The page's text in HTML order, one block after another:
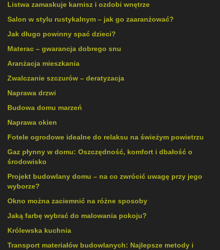
Listwa zamaskuje karnisz i ozdobi wnętrze
Salon w stylu rustykalnym – jak go zaaranżować?
Jak długo powinny spać dzieci?
Materac – gwarancja dobrego snu
Aranżacja mieszkania
Zwalczanie szczurów – deratyzacja
Naprawa drzwi
Budowa domu marzeń
Naprawa okien
Fotele ogrodowe idealne do relaksu na świeżym powietrzu
Gaz płynny w domu: Oszczędność, komfort i dbałość o
środowisko
Projekt budowlany domu – na co zwrócić uwagę przy jego
wyborze?
Okno można zaciemnić na różne sposoby
Jaką farbę wybrać do malowania pokoju?
Królewska kuchnia
Transport materiałów budowlanych: Najlepsze metody i